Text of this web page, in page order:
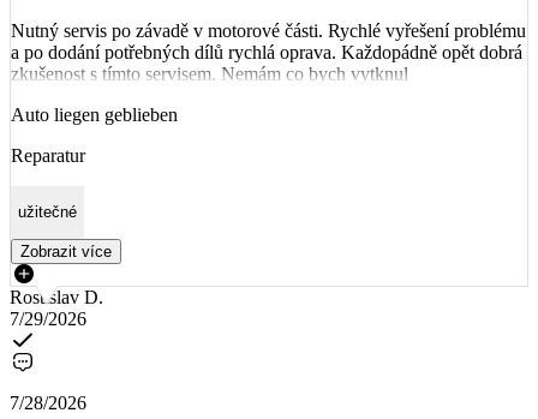
Nutný servis po závadě v motorové části. Rychlé vyřešení problému
a po dodání potřebných dílů rychlá oprava. Každopádně opět dobrá
zkušenost s tímto servisem. Nemám co bych vytknul
Auto liegen geblieben
Reparatur
užitečné
Zobrazit více
Rostislav D.
7/29/2026
7/28/2026